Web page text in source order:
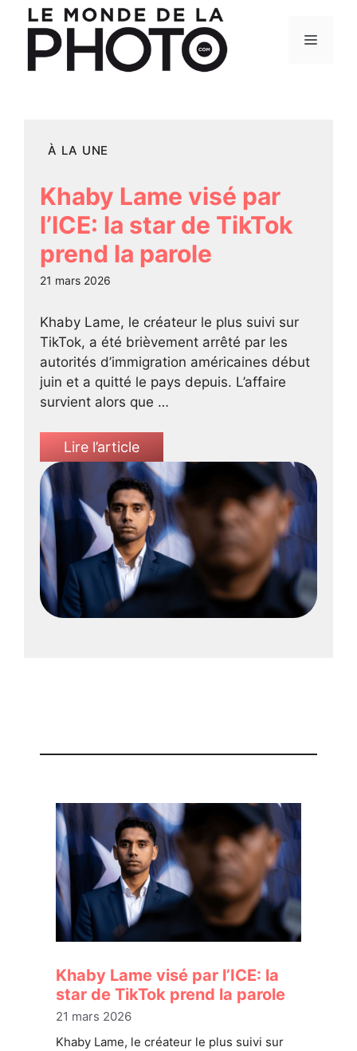
contenu
Menu
À LA UNE
Khaby Lame visé par
l’ICE: la star de TikTok
prend la parole
21 mars 2026
Khaby Lame, le créateur le plus suivi sur
TikTok, a été brièvement arrêté par les
autorités d’immigration américaines début
juin et a quitté le pays depuis. L’affaire
survient alors que …
Lire l’article
Khaby Lame visé par l’ICE: la
star de TikTok prend la parole
21 mars 2026
Khaby Lame, le créateur le plus suivi sur